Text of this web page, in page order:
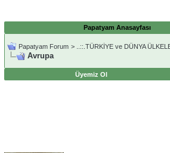
Papatyam Anasayfası
Papatyam Forum > ..::.TÜRKİYE ve DÜNYA
Avrupa
Üyemiz Ol